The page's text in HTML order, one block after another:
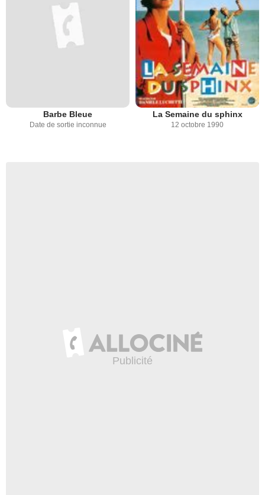
Barbe Bleue
Date de sortie inconnue
La Semaine du sphinx
12 octobre 1990